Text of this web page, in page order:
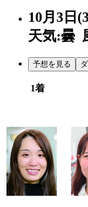
10月3日
天気:曇
予想を見る
1着